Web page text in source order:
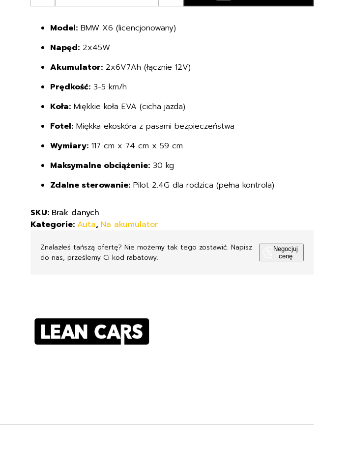
BMW
akumulator
dzieci
Model: BMW X6 (licencjonowany)
Napęd: 2x45W
Akumulator: 2x6V7Ah (łącznie 12V)
Prędkość: 3-5 km/h
Koła: Miękkie koła EVA (cicha jazda)
Fotel: Miękka ekoskóra z pasami bezpieczeństwa
Wymiary: 117 cm x 74 cm x 59 cm
Maksymalne obciążenie: 30 kg
Zdalne sterowanie: Pilot 2.4G dla rodzica (pełna kontrola)
SKU: Brak danych
Kategorie: Auta, Na akumulator
Znalazłeś tańszą ofertę? Nie możemy tak tego zostawić. Napisz
do nas, prześlemy Ci kod rabatowy.
Negocjuj
cenę